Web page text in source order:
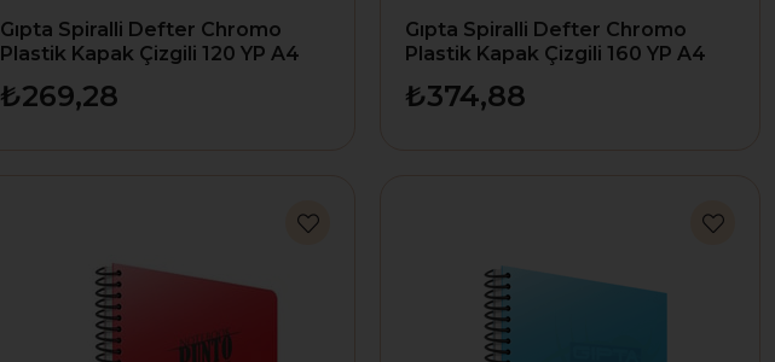
Gıpta Spiralli Defter Chromo
Plastik Kapak Çizgili 120 YP A4
₺269,28
Gıpta Spiralli Defter Chromo
Plastik Kapak Çizgili 160 YP A4
₺374,88